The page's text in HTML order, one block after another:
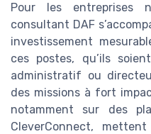
Pour les entreprises
consultant DAF
investissement
ces postes, qu’ils
administratif ou
des missions à fort
notamment sur des
CleverConnect,